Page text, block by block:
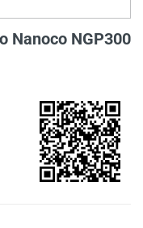
Nanoco NGP300